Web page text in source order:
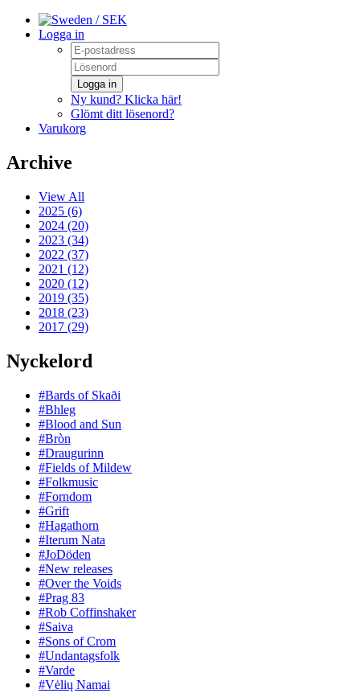
/ SEK
Logga in
Logga in
Ny kund? Klicka här!
Glömt ditt lösenord?
Varukorg
Archive
View All
2025 (6)
2024 (20)
2023 (34)
2022 (37)
2021 (12)
2020 (12)
2019 (35)
2018 (23)
2017 (29)
Nyckelord
#Bards of Skaði
#Bhleg
#Blood and Sun
#Bròn
#Draugurinn
#Fields of Mildew
#Folkmusic
#Forndom
#Grift
#Hagathorn
#Iterum Nata
#JoDöden
#New releases
#Over the Voids
#Prag 83
#Rob Coffinshaker
#Saiva
#Sons of Crom
#Undantagsfolk
#Varde
#Vėlių Namai